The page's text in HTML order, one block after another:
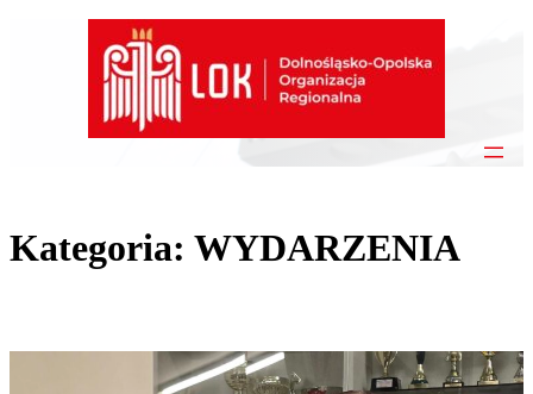
Kategoria: WYDARZENIA